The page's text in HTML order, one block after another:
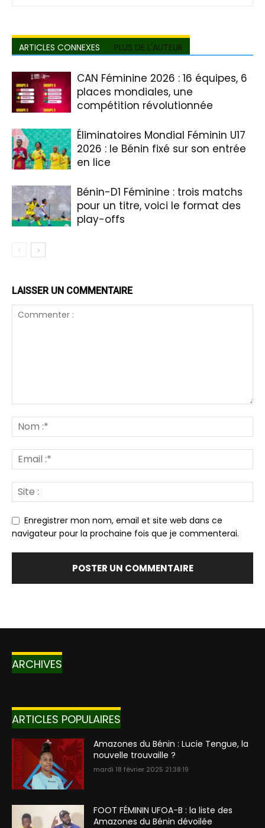
ARTICLES CONNEXES PLUS DE L'AUTEUR
CAN Féminine 2026 : 16 équipes, 6
places mondiales, une
compétition révolutionnée
Éliminatoires Mondial Féminin U17
2026 : le Bénin fixé sur son entrée
en lice
Bénin-D1 Féminine : trois matchs
pour un titre, voici le format des
play-offs
LAISSER UN COMMENTAIRE
Enregistrer mon nom, email et site web dans ce
navigateur pour la prochaine fois que je commenterai.
ARCHIVES
ARTICLES POPULAIRES
Amazones du Bénin : Lucie Tengue, la
nouvelle trouvaille ?
mardi 18 février 2025 21:38:19
FOOT FÉMININ UFOA-B : la liste des
Amazones du Bénin dévoilée